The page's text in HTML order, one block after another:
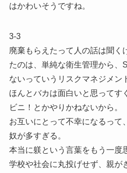
はかわいそうですね。
3-3
廃棄もらえたって人の話は聞く
たのは、単純な衛生管理から、
ないっていうリスクマネジメン
ほんとバカは面白いと思ってす
ビニ！とかやりかねないから。
お互いにとって不幸になるって
奴が多すぎる。
本当に躾という言葉をもう一度
学校や社会に丸投げせず、親が